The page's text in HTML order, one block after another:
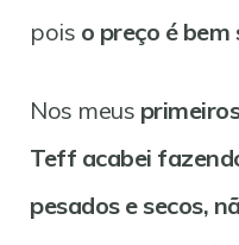
pois o preço é
Nos meus
Teff acabei
pesados e secos,